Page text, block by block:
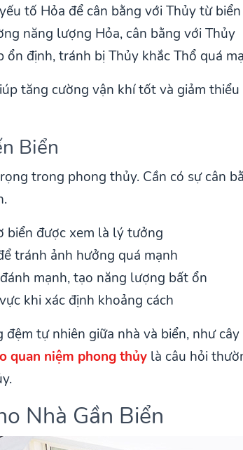
tố Hỏa để cân bằng với Thủy từ biển
năng lượng Hỏa, cân bằng với Thủy
định, tránh bị Thủy khắc Thổ quá
tăng cường vận khí tốt và giảm
Biển
trong phong thủy. Cần có sự cân
biển được xem là lý tưởng
tránh ảnh hưởng quá mạnh
mạnh, tạo năng lượng bất ổn
khi xác định khoảng cách
tự nhiên giữa nhà và biển, như
quan niệm phong thủy là câu hỏi
Nhà Gần Biển